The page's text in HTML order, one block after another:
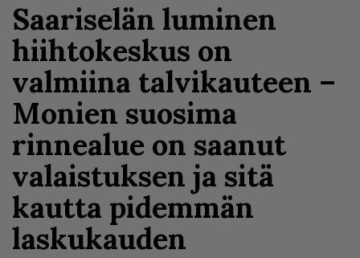
Saariselän luminen
hiihtokeskus on
valmiina talvikauteen –
Monien suosima
rinnealue on saanut
valaistuksen ja sitä
kautta pidemmän
laskukauden